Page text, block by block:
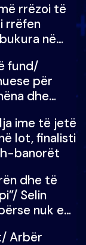
rrëzoi të
rrëfen
në
kur…
fund/
për
dhe
meritoj…
ime të jetë
lot, finalisti
banorët
dhe të
Selin
nuk e
në fund
Arbër